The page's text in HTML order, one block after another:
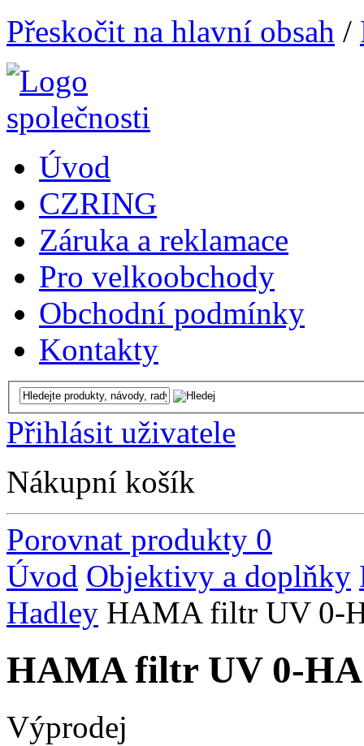
Přeskočit na hlavní obsah /
Úvod
CZRING
Záruka a reklamace
Pro velkoobchody
Obchodní podmínky
Kontakty
Přihlásit uživatele
Nákupní košík
Porovnat produkty 0
Úvod Objektivy a doplňky
Hadley HAMA filtr UV 0-
HAMA filtr UV 0-
Výprodej